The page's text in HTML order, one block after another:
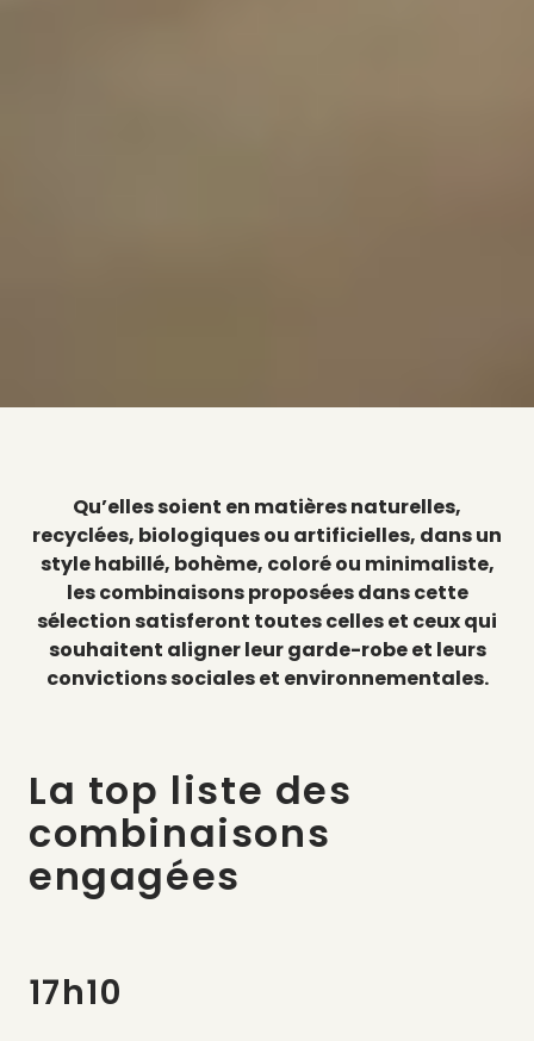
Qu’elles soient en matières naturelles,
recyclées, biologiques ou artificielles, dans un
style habillé, bohème, coloré ou minimaliste,
les combinaisons proposées dans cette
sélection satisferont toutes celles et ceux qui
souhaitent aligner leur garde-robe et leurs
convictions sociales et environnementales.
La top liste des
combinaisons
engagées
17h10